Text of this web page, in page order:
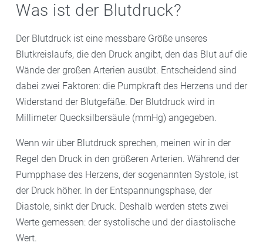
Was ist der Blutdruck?
Der Blutdruck ist eine messbare Größe unseres
Blutkreislaufs, die den Druck angibt, den das Blut auf die
Wände der großen Arterien ausübt. Entscheidend sind
dabei zwei Faktoren: die Pumpkraft des Herzens und der
Widerstand der Blutgefäße. Der Blutdruck wird in
Millimeter Quecksilbersäule (mmHg) angegeben.
Wenn wir über Blutdruck sprechen, meinen wir in der
Regel den Druck in den größeren Arterien. Während der
Pumpphase des Herzens, der sogenannten Systole, ist
der Druck höher. In der Entspannungsphase, der
Diastole, sinkt der Druck. Deshalb werden stets zwei
Werte gemessen: der systolische und der diastolische
Wert.